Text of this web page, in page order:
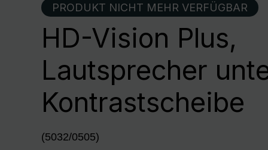
PRODUKT NICHT MEHR VERFÜGBAR
HD-Vision Plus,
Lautsprecher
Kontrastscheibe
(5032/0505)